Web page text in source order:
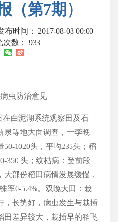
（第7期）
布时间： 2017-08-08 00:00
次数： 933
虫防治意见
在白泥湖系统观察田及石
等地大面调查， 一季晚
50-1020头，平均235头； 稻
350 头； 纹枯病： 受前段
大部份稻田病情发展缓慢，
率0-5.4%。双晚大田：栽
，长势好，病虫发生与栽插
田差异较大，栽插早的稻飞